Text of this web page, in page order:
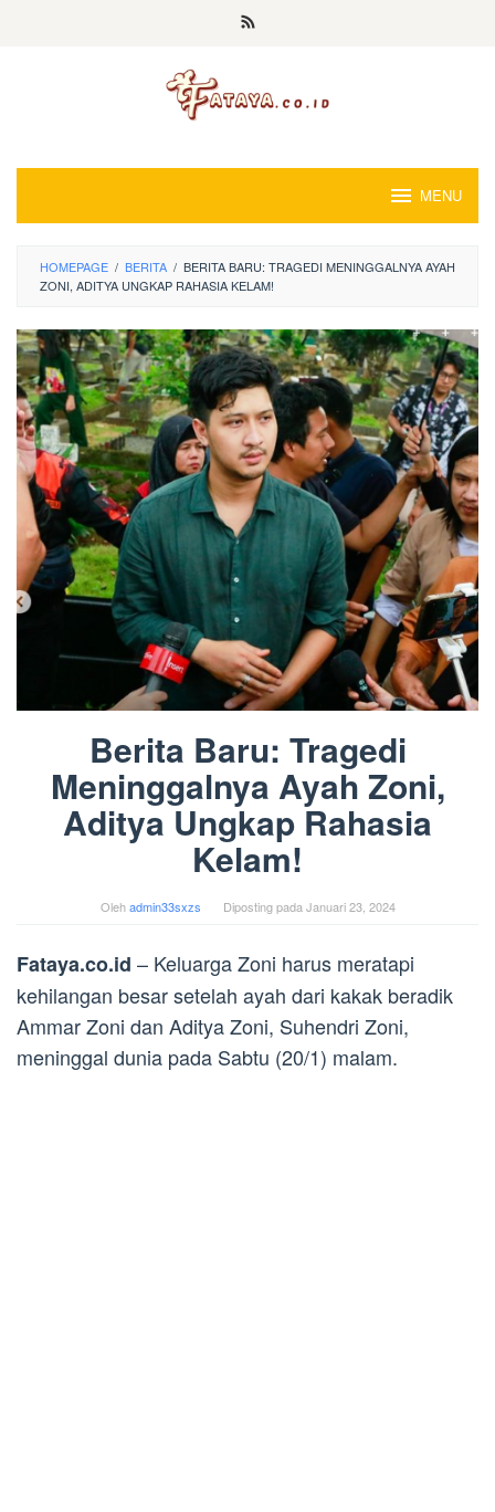
MENU
HOMEPAGE / BERITA / BERITA BARU: TRAGEDI MENINGGALNYA AYAH
ZONI, ADITYA UNGKAP RAHASIA KELAM!
Berita Baru: Tragedi
Meninggalnya Ayah Zoni,
Aditya Ungkap Rahasia
Kelam!
Olehadmin33sxzs Diposting pada Januari 23, 2024
Fataya.co.id – Keluarga Zoni harus meratapi
kehilangan besar setelah ayah dari kakak beradik
Ammar Zoni dan Aditya Zoni, Suhendri Zoni,
meninggal dunia pada Sabtu (20/1) malam.